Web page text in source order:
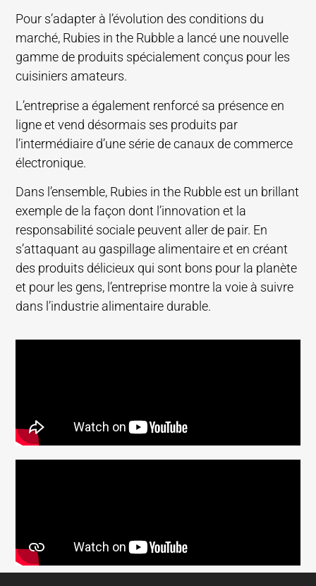
Pour s’adapter à l’évolution des conditions du
marché, Rubies in the Rubble a lancé une nouvelle
gamme de produits spécialement conçus pour les
cuisiniers amateurs.
L’entreprise a également renforcé sa présence en
ligne et vend désormais ses produits par
l’intermédiaire d’une série de canaux de commerce
électronique.
Dans l’ensemble, Rubies in the Rubble est un brillant
exemple de la façon dont l’innovation et la
responsabilité sociale peuvent aller de pair. En
s’attaquant au gaspillage alimentaire et en créant
des produits délicieux qui sont bons pour la planète
et pour les gens, l’entreprise montre la voie à suivre
dans l’industrie alimentaire durable.